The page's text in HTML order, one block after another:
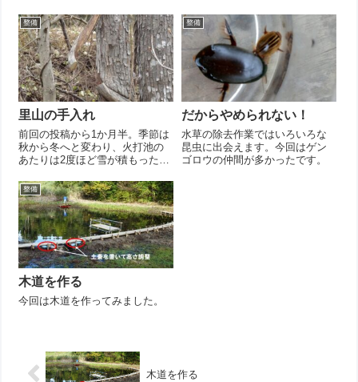
整備
里山の手入れ
前回の投稿から1か月半。季節は
秋から冬へと変わり、火打池の
あたりは2度ほど雪が積もったよ
池の水が増えてしまって排水が
追い付かず、池に入ることはで
きません。歩道が三カ所ほど浮
きかけておりちょっと不安で
す。そのため、...
整備
だからやめられない！
水草の除去作業ではいろいろな
昆虫に出会えます。今回はゲン
ゴロウの仲間が多かったです。
整備
木道を作る
今回は木道を作ってみました。
木道を作る